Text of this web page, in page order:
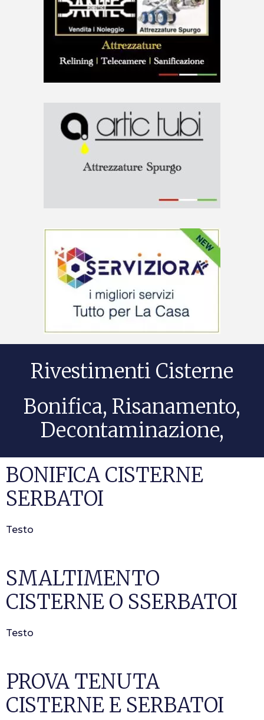
Rivestimenti Cisterne
Bonifica, Risanamento,
Decontaminazione,
BONIFICA CISTERNE
SERBATOI
Testo
SMALTIMENTO
CISTERNE O SSERBATOI
Testo
PROVA TENUTA
CISTERNE E SERBATOI